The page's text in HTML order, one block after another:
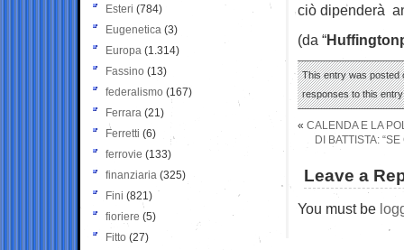
ciò dipenderà
(da “
This entry was posted
responses to this
« CALENDA E LA
DI BATTISTA:
Leave a
You must be
Esteri (784)
Eugenetica (3)
Europa (1.314)
Fassino (13)
federalismo (167)
Ferrara (21)
Ferretti (6)
ferrovie (133)
finanziaria (325)
Fini (821)
fioriere (5)
Fitto (27)